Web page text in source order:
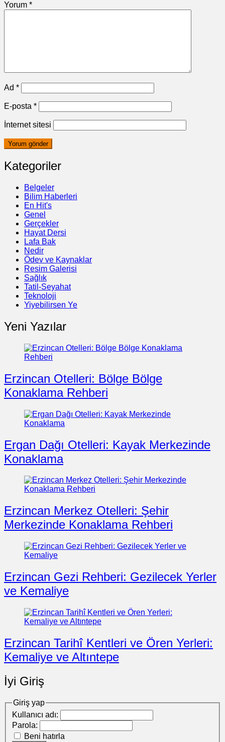
Yorum *
Ad *
E-posta *
İnternet sitesi
Kategoriler
Belgeler
Bilim Haberleri
En Hit's
Genel
Gerçekler
Hayat Dersi
Lafa Bak
Nedir
Ödev ve Kaynaklar
Resim Galerisi
Sağlık
Tatil-Seyahat
Teknoloji
Yiyebilirsen Ye
Yeni Yazılar
Erzincan Otelleri: Bölge Bölge
Konaklama Rehberi
Ergan Dağı Otelleri: Kayak Merkezinde
Konaklama
Erzincan Merkez Otelleri: Şehir
Merkezinde Konaklama Rehberi
Erzincan Gezi Rehberi: Gezilecek Yerler
ve Kemaliye
Erzincan Tarihî Kentleri ve Ören Yerleri:
Kemaliye ve Altıntepe
İyi Giriş
Giriş yap
Kullanıcı adı:
Parola:
Beni hatırla